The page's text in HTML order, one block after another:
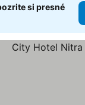
si presné